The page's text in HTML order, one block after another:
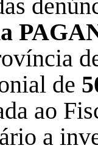
de
ao
a